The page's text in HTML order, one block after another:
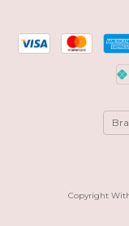
Copyright With